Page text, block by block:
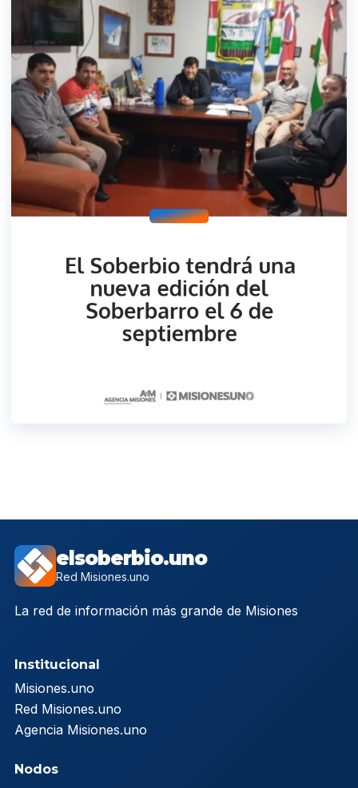
elsoberbio.uno
Red Misiones.uno
La red de información más grande de Misiones
Institucional
Misiones.uno
Red Misiones.uno
Agencia Misiones.uno
Nodos